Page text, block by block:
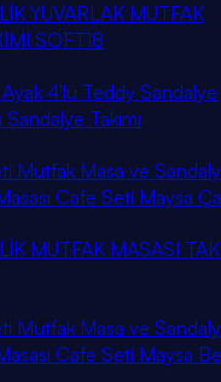
YUVARLAK MUTFAK
SOFT18
4'lü Teddy Sandalye
Takımı
Mutfak Masa ve
Cafe Seti Maysa
MUTFAK MASASI
Mutfak Masa ve
Cafe Seti Maysa